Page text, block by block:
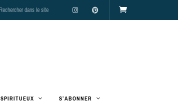
SPIRITUEUX S’ABONNER